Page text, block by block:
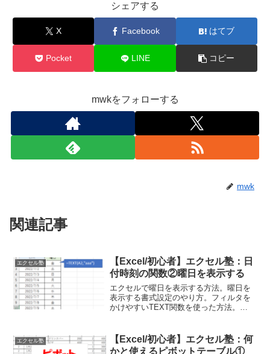
シェアする
X Facebook はてブ
Pocket LINE コピー
mwkをフォローする
mwk
関連記事
エクセル塾
【Excel/初心者】エクセル塾：日
付時刻の関数②曜日を表示する
エクセルで曜日を表示する方法。曜日を
表示する書式設定のやり方。フィルタを
かけやすいTEXT関数を使った方法。
エクセル塾
【Excel/初心者】エクセル塾：何
かと使えるピボットテーブル①